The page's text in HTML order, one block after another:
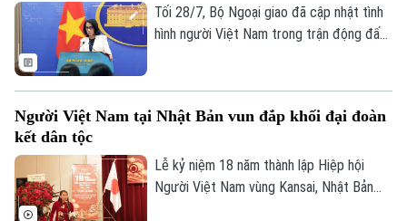
Thời sự
Chính trị
An ninh trật tự
Hà Nội
Nhịp sống Hà Nội
Người Hà Nội
Thế giới
Tin tức
Kinh tế
năng sở tại để xác minh thông tin và triển
khai các biện pháp bảo hộ công dân.
Tối 28/7, Bộ Ngoại giao đã cập nhật tình
hình người Việt Nam trong trận động đất
Người Việt Nam tại Nhật Bản vun đắp khối đại đoàn
kết dân tộc
Lễ kỷ niệm 18 năm thành lập Hiệp hội
Người Việt Nam vùng Kansai, Nhật Bản